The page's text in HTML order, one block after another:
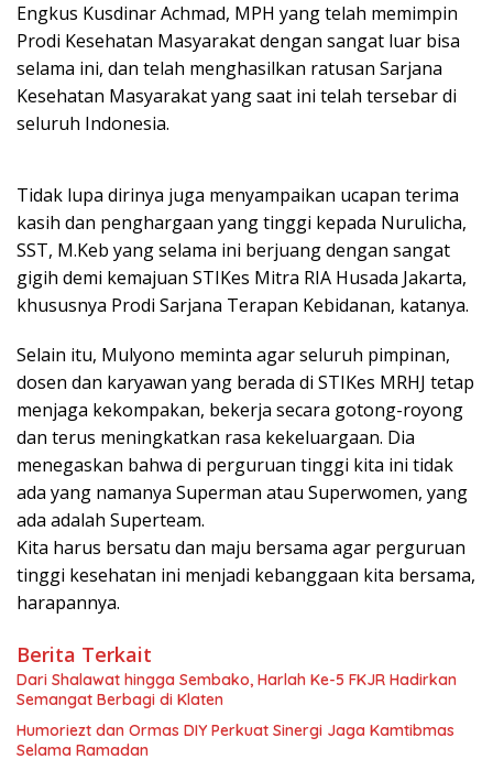
Engkus Kusdinar Achmad, MPH yang telah memimpin
Prodi Kesehatan Masyarakat dengan sangat luar bisa
selama ini, dan telah menghasilkan ratusan Sarjana
Kesehatan Masyarakat yang saat ini telah tersebar di
seluruh Indonesia.
Tidak lupa dirinya juga menyampaikan ucapan terima
kasih dan penghargaan yang tinggi kepada Nurulicha,
SST, M.Keb yang selama ini berjuang dengan sangat
gigih demi kemajuan STIKes Mitra RIA Husada Jakarta,
khususnya Prodi Sarjana Terapan Kebidanan, katanya.
Selain itu, Mulyono meminta agar seluruh pimpinan,
dosen dan karyawan yang berada di STIKes MRHJ tetap
menjaga kekompakan, bekerja secara gotong-royong
dan terus meningkatkan rasa kekeluargaan. Dia
menegaskan bahwa di perguruan tinggi kita ini tidak
ada yang namanya Superman atau Superwomen, yang
ada adalah Superteam.
Kita harus bersatu dan maju bersama agar perguruan
tinggi kesehatan ini menjadi kebanggaan kita bersama,
harapannya.
Berita Terkait
Dari Shalawat hingga Sembako, Harlah Ke-5 FKJR Hadirkan
Semangat Berbagi di Klaten
Humoriezt dan Ormas DIY Perkuat Sinergi Jaga Kamtibmas
Selama Ramadan